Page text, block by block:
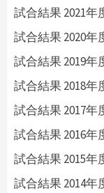
試合結果 2021年
試合結果 2020年
試合結果 2019年
試合結果 2018年
試合結果 2017年
試合結果 2016年
試合結果 2015年
試合結果 2014年